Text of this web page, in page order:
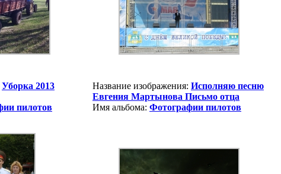
Уборка 2013
пилотов
Название изображения: Исполняю песню
Евгения Мартынова Письмо отца
Имя альбома: Фотографии пилотов